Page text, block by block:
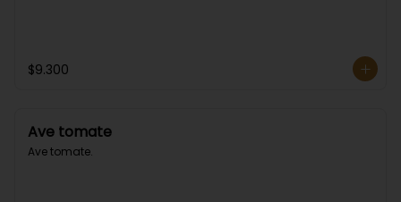
$9.300
Ave tomate
Ave tomate.